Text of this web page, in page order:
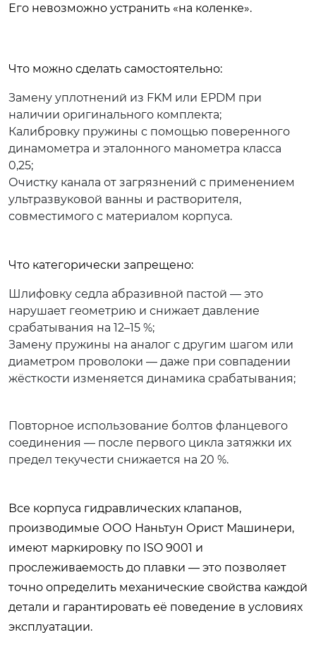
Его невозможно устранить «на коленке».
Что можно сделать самостоятельно:
Замену уплотнений из FKM или EPDM при
наличии оригинального комплекта;
Калибровку пружины с помощью поверенного
динамометра и эталонного манометра класса
0,25;
Очистку канала от загрязнений с применением
ультразвуковой ванны и растворителя,
совместимого с материалом корпуса.
Что категорически запрещено:
Шлифовку седла абразивной пастой — это
нарушает геометрию и снижает давление
срабатывания на 12–15 %;
Замену пружины на аналог с другим шагом или
диаметром проволоки — даже при совпадении
жёсткости изменяется динамика срабатывания;
Повторное использование болтов фланцевого
соединения — после первого цикла затяжки их
предел текучести снижается на 20 %.
Все корпуса гидравлических клапанов,
производимые ООО Наньтун Орист Машинери,
имеют маркировку по ISO 9001 и
прослеживаемость до плавки — это позволяет
точно определить механические свойства каждой
детали и гарантировать её поведение в условиях
эксплуатации.